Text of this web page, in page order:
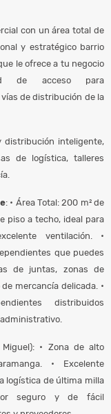
con un área total de
y estratégico barrio
le ofrece a tu negocio
de acceso para
de distribución de la
distribución inteligente,
de logística, talleres
: • Área Total: 200 m² de
piso a techo, ideal para
ventilación. •
que puedes
de juntas, zonas de
mercancía delicada. •
distribuidos
• Zona de alto
• Excelente
logística de última milla
seguro y de fácil